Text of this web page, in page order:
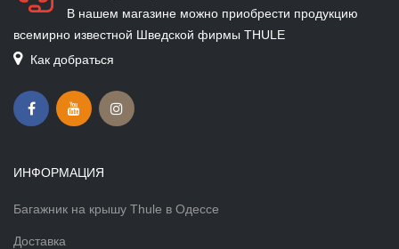
В нашем магазине можно приобрести продукцию
всемирно известной Шведской фирмы THULE
Как добраться
ИНФОРМАЦИЯ
Багажник на крышу Thule в Одессе
Доставка